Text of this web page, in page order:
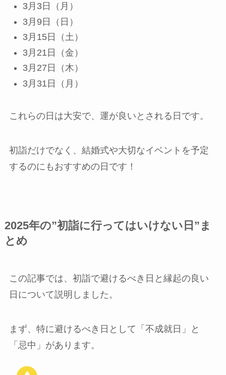
3月3日（月）
3月9日（日）
3月15日（土）
3月21日（金）
3月27日（木）
3月31日（月）
これらの日は大安で、運が良いとされる日です。
初詣だけでなく、結婚式や大切なイベントを予定
するのにもおすすめの日です！
2025年の”初詣に行ってはいけない日”ま
とめ
この記事では、初詣で避けるべき日と縁起の良い
日について説明しました。
まず、特に避けるべき日として「不成就日」と
「忌中」があります。